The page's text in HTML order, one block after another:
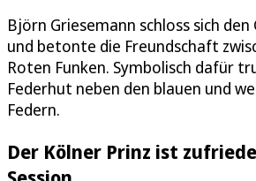
Björn Griesemann schloss sich den
und betonte die Freundschaft
Roten Funken. Symbolisch dafür
Federhut neben den blauen und
Federn.
Der Kölner Prinz ist